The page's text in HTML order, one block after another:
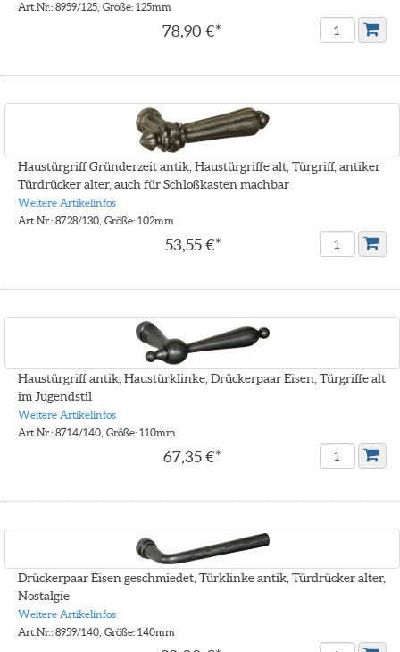
Art.Nr.: 8959/125, Größe: 125mm
78,90 €*
Haustürgriff Gründerzeit antik, Haustürgriffe alt, Türgriff, antiker
Türdrücker alter, auch für Schloßkasten machbar
Weitere Artikelinfos
Art.Nr.: 8728/130, Größe: 102mm
53,55 €*
Haustürgriff antik, Haustürklinke, Drückerpaar Eisen, Türgriffe alt
im Jugendstil
Weitere Artikelinfos
Art.Nr.: 8714/140, Größe: 110mm
67,35 €*
Drückerpaar Eisen geschmiedet, Türklinke antik, Türdrücker alter,
Nostalgie
Weitere Artikelinfos
Art.Nr.: 8959/140, Größe: 140mm